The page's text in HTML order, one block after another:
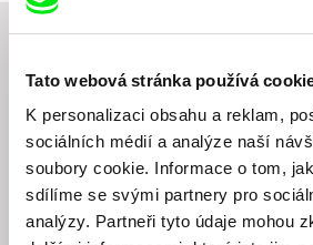
Tato webová stránka používá
K personalizaci obsahu a reklam,
sociálních médií a analýze naší
soubory cookie. Informace o tom,
sdílíme se svými partnery pro
analýzy. Partneři tyto údaje mohou
RTVS
Slovensko
Související filmy (20)